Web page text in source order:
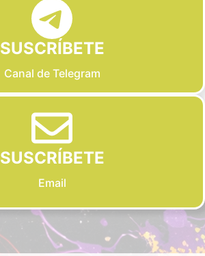
SUSCRÍBETE
Canal de Telegram
SUSCRÍBETE
Email